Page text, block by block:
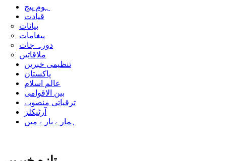
ہوم پیج
قیادت
بیانات
پیغامات
دورہ جات
ملاقاتیں
تنظیمی خبریں
پاکستان
عالم اسلام
بین الاقوامی
ترقیاتی منصوبے
آرٹیکلز
ہمارے بارے میں